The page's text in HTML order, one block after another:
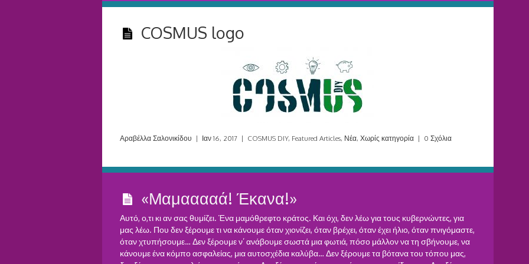
COSMUS logo
Αραβέλλα Σαλονικίδου | Ιαν 16, 2017 | COSMUS DIY, Featured Articles, Νέα, Χωρίς κατηγορία | 0 Σχόλια
«Μαμααααά! Έκανα!»
Αυτό, ο,τι κι αν σας θυμίζει. Ένα μαμόθρεφτο κράτος. Και όχι, δεν λέω για τους κυβερνώντες, για
μας λέω. Που δεν ξέρουμε τι να κάνουμε όταν χιονίζει, όταν βρέχει, όταν έχει ήλιο, όταν πνιγόμαστε,
όταν χτυπήσουμε… Δεν ξέρουμε ν’ ανάβουμε σωστά μια φωτιά, πόσο μάλλον να τη σβήνουμε, να
κάνουμε ένα κόμπο ασφαλείας, μια αυτοσχέδια καλύβα… Δεν ξέρουμε τα βότανα του τόπου μας,